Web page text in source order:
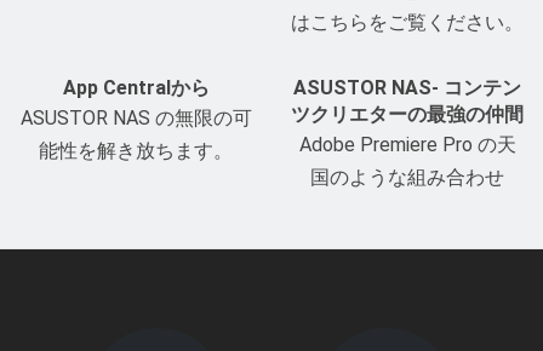
はこちらをご覧ください。
App Centralから
ASUSTOR NAS の無限の可
能性を解き放ちます。
ASUSTOR NAS- コンテン
ツクリエターの最強の仲間
Adobe Premiere Pro の天
国のような組み合わせ